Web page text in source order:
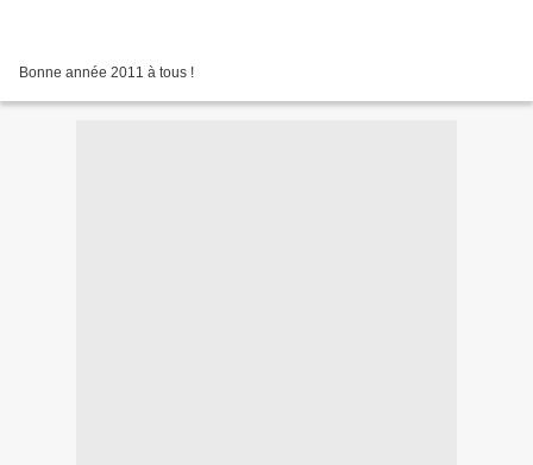
Bonne année 2011 à tous !